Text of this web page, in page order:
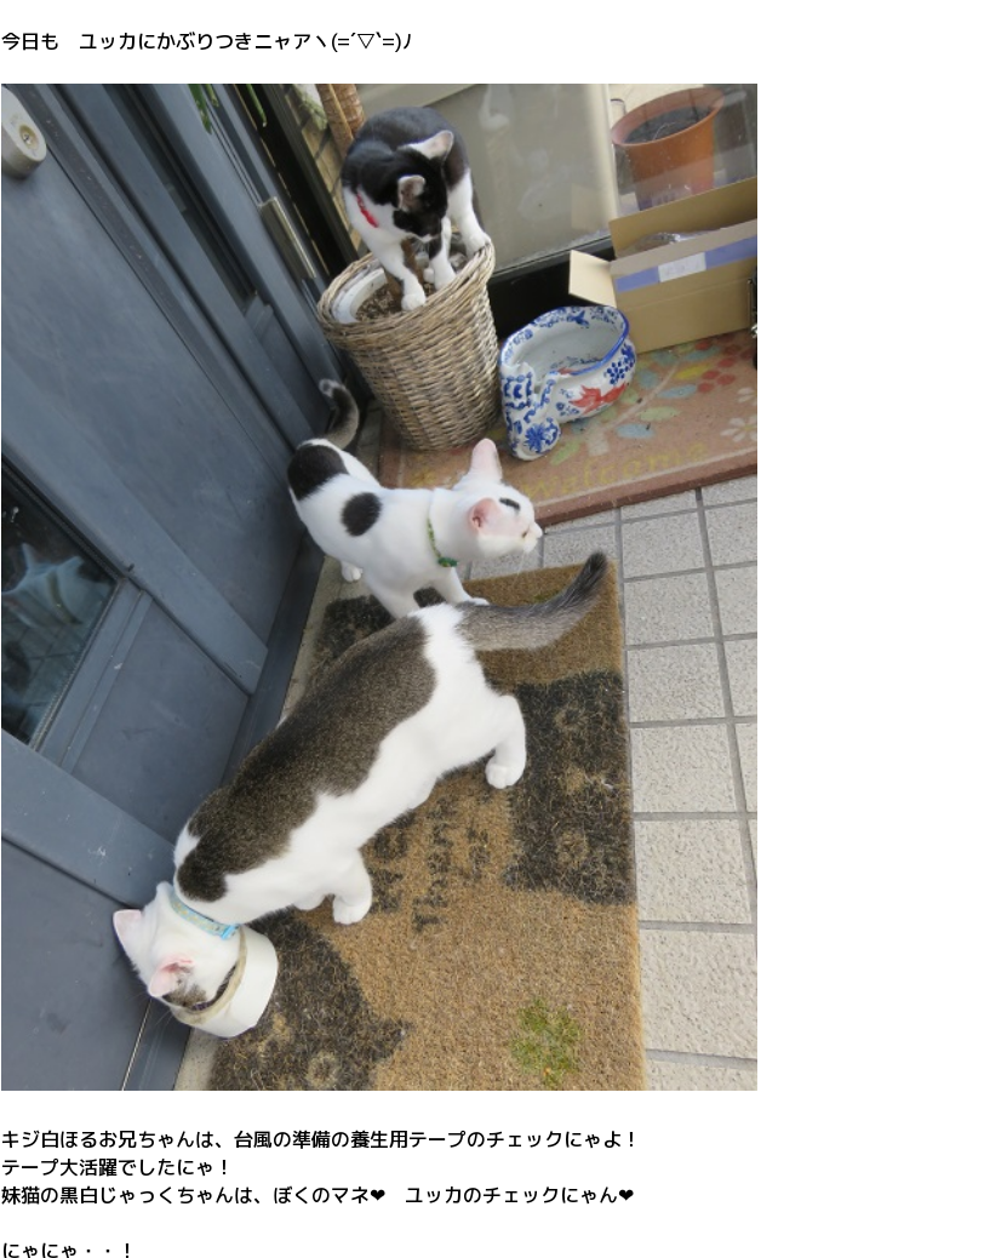
今日も ユッカにかぶりつきニャアヽ(=´▽`=)ﾉ
キジ白ほるお兄ちゃんは、台風の準備の養生用テープのチェックにゃよ！
テープ大活躍でしたにゃ！
妹猫の黒白じゃっくちゃんは、ぼくのマネ❤ ユッカのチェックにゃん❤
にゃにゃ・・！